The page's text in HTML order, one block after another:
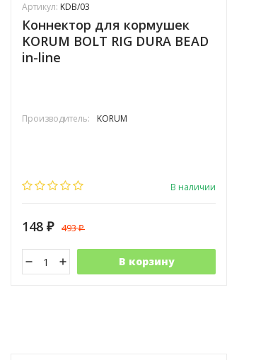
Артикул: KDB/03
Коннектор для кормушек
KORUM BOLT RIG DURA BEAD
in-line
Производитель: KORUM
В наличии
148 ₽ 493₽
В корзину